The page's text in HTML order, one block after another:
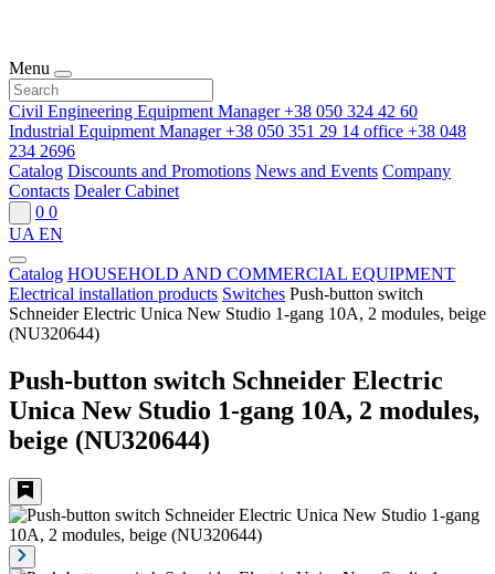
Menu
Civil Engineering Equipment Manager+38 050 324 42 60
Industrial Equipment Manager+38 050 351 29 14 office +38 048
234 2696
Catalog Discounts and Promotions News and Events Company
Contacts Dealer Cabinet
0 0
UA EN
Catalog HOUSEHOLD AND COMMERCIAL EQUIPMENT
Electrical installation products Switches Push-button switch
Schneider Electric Unica New Studio 1-gang 10A, 2 modules, beige
(NU320644)
Push-button switch Schneider Electric
Unica New Studio 1-gang 10A, 2 modules,
beige (NU320644)